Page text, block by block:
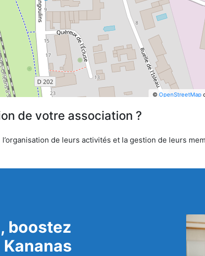
©OpenStreetMap
de votre association ?
de leurs activités et la gestion de leurs
boostez